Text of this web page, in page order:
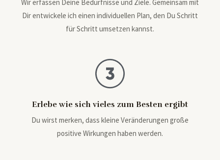
Wir erfassen Deine Bedürfnisse und Ziele. Gemeinsam mit
Dir entwickele ich einen individuellen Plan, den Du Schritt
für Schritt umsetzen kannst.
Erlebe wie sich vieles zum Besten ergibt
Du wirst merken, dass kleine Veränderungen große
positive Wirkungen haben werden.